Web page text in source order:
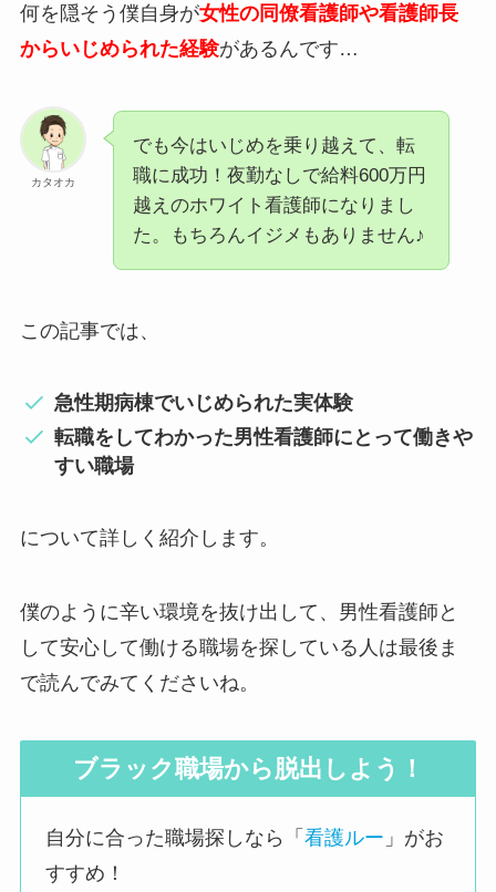
何を隠そう僕自身が女性の同僚看護師や看護師長
からいじめられた経験があるんです…
カタオカ
でも今はいじめを乗り越えて、転
職に成功！夜勤なしで給料600万円
越えのホワイト看護師になりまし
た。もちろんイジメもありません♪
この記事では、
急性期病棟でいじめられた実体験
転職をしてわかった男性看護師にとって働きや
すい職場
について詳しく紹介します。
僕のように辛い環境を抜け出して、男性看護師と
して安心して働ける職場を探している人は最後ま
で読んでみてくださいね。
ブラック職場から脱出しよう！
自分に合った職場探しなら「看護ルー 」がお
すすめ！